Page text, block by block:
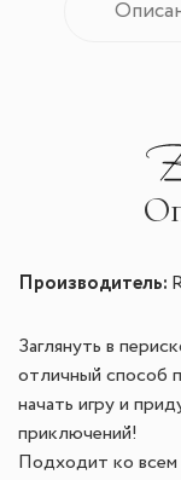
Производитель:
Заглянуть в
отличный способ
начать игру и
приключений!
Подходит ко